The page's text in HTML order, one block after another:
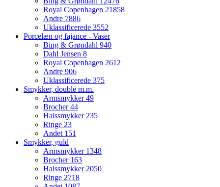
Royal Copenhagen 21858
Andre 7886
Uklassificerede 3552
Porcelæn og fajance - Vaser
Bing & Grøndahl 940
Dahl Jensen 8
Royal Copenhagen 2612
Andre 906
Uklassificerede 375
Smykker, double m.m.
Armsmykker49
Brocher44
Halssmykker 235
Ringe 23
Andet 151
Smykker, guld
Armsmykker 1348
Brocher 163
Halssmykker 2050
Ringe 2718